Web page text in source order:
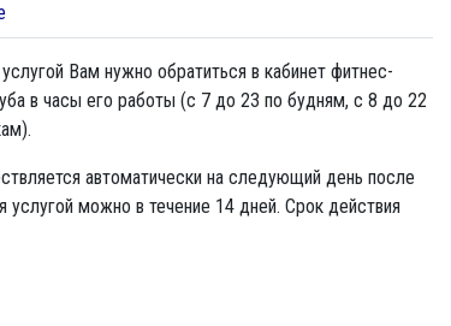
Вам нужно обратиться в кабинет фитнес-
в часы его работы (с 7 до 23 по будням, с 8 до 22
автоматически на следующий день после
услугой можно в течение 14 дней. Срок действия